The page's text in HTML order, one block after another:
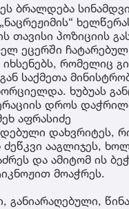
ბრალდება
თავისი პოზიციის
ეცერში ჩატარებულ
იხსენებს, რომელიც
საქმეთა
ხუბუას
დროს
აფრასიძე
დახვრიტეს,
ძეწკვი ააგლიჯეს,
და ამიტომ ის
მოაჭრეს.
განიარაღებული,